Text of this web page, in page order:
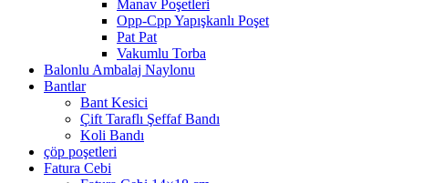
Manav Poşetleri
Opp-Cpp Yapışkanlı Poşet
Pat Pat
Vakumlu Torba
Balonlu Ambalaj Naylonu
Bantlar
Bant Kesici
Çift Taraflı Şeffaf Bandı
Koli Bandı
çöp poşetleri
Fatura Cebi